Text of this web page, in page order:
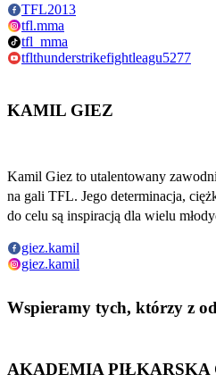
TFL2013
tfl.mma
tfl_mma
tflthunderstrikefightleagu5277
KAMIL GIEZ
Kamil Giez to utalentowany
na gali TFL. Jego determinacja,
do celu są inspiracją dla wielu
giez.kamil
giez.kamil
Wspieramy tych, którzy z
AKADEMIA PIŁKARSKA